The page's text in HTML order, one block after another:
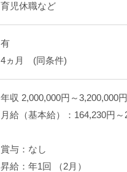
育児休職など
有
4ヵ月 (同条件)
年収 2,000,000円～3,200,000
月給（基本給）：164,230円～
賞与：なし
昇給：年1回 （2月）